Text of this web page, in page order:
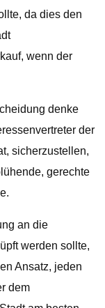
da dies den
wenn der
denke
der
sicherzustellen,
gerechte
an die
werden sollte,
Ansatz, jeden
dem